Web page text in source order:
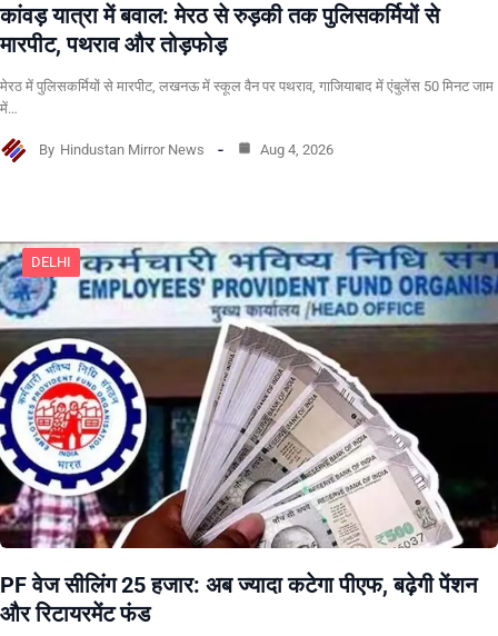
कांवड़ यात्रा में बवाल: मेरठ से रुड़की तक पुलिसकर्मियों से
मारपीट, पथराव और तोड़फोड़
मेरठ में पुलिसकर्मियों से मारपीट, लखनऊ में स्कूल वैन पर पथराव, गाजियाबाद में एंबुलेंस 50 मिनट जाम
में…
By Hindustan Mirror News Aug 4, 2026
DELHI
PF वेज सीलिंग 25 हजार: अब ज्यादा कटेगा पीएफ, बढ़ेगी पेंशन
और रिटायरमेंट फंड